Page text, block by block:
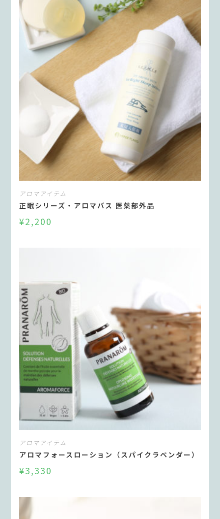
アロマアイテム
正眠シリーズ・アロマバス 医薬部外品
¥2,200
アロマアイテム
アロマフォースローション（スパイクラベンダー）
¥3,330